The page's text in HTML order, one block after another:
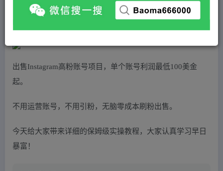
站长QQ：1970819299
出售Instagram高粉账号项目，单个账号利润最低100美金
起。
不用运营账号，不用引粉，无脑零成本刷粉出售。
今天给大家带来详细的保姆级实操教程，大家认真学习早日
暴富！